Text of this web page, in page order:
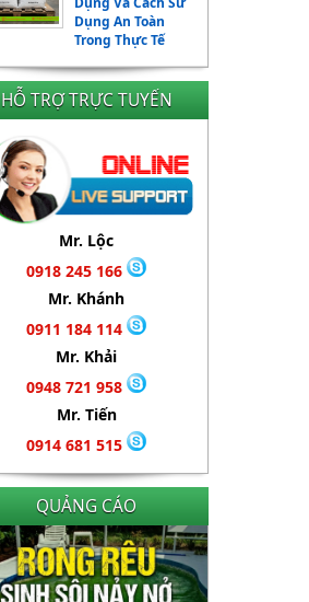
Dụng An Toàn
Trong Thực Tế
HỖ TRỢ TRỰC TUYẾN
Mr. Lộc
0918 245 166
Mr. Khánh
0911 184 114
Mr. Khải
0948 721 958
Mr. Tiến
0914 681 515
QUẢNG CÁO